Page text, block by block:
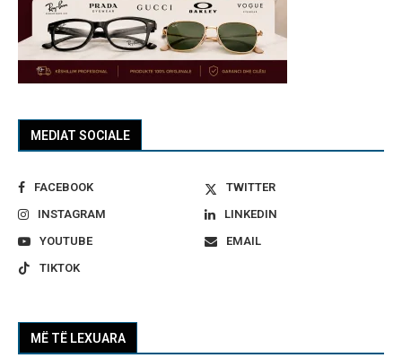
MEDIAT SOCIALE
FACEBOOK
TWITTER
INSTAGRAM
LINKEDIN
YOUTUBE
EMAIL
TIKTOK
MË TË LEXUARA